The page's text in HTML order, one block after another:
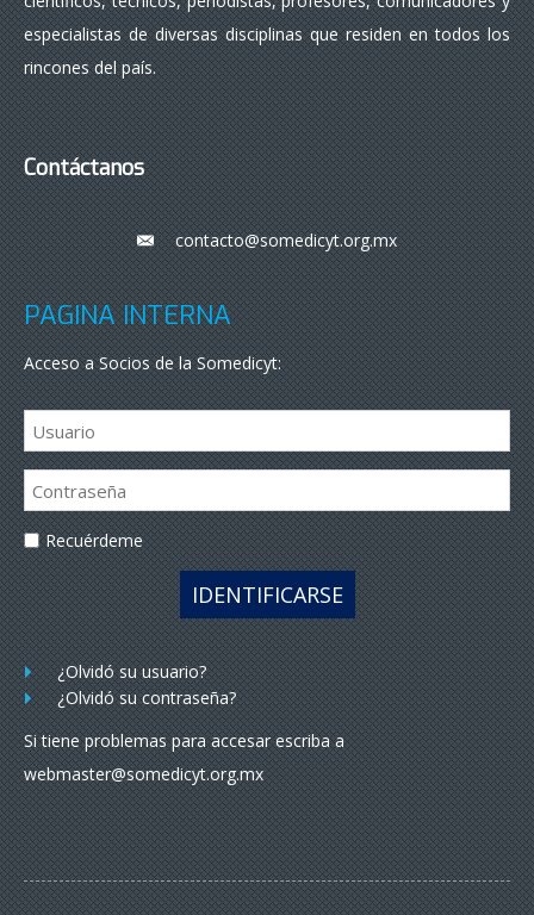
especialistas de diversas disciplinas que residen en todos los
rincones del país.
Contáctanos
___contacto@somedicyt.org.mx
PÁGINA INTERNA
Acceso a Socios de la Somedicyt:
Recuérdeme
IDENTIFICARSE
¿Olvidó su usuario?
¿Olvidó su contraseña?
Si tiene problemas para accesar escriba a
webmaster@somedicyt.org.mx